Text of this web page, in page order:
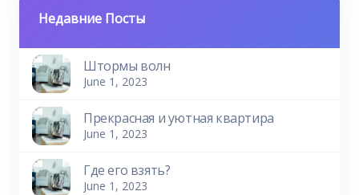
Недавние Посты
Штормы волн
June 1, 2023
Прекрасная и уютная квартира
June 1, 2023
Где его взять?
June 1, 2023